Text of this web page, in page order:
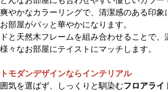
やかなカラーリングで、清潔感のある印象
部屋がパッと華やかになります。
と天然木フレームを組み合わせることで
々なお部屋にテイストにマッチします。
モダンデザインならインテリアル
気を選ばず、しっくりと馴染むフロアライ